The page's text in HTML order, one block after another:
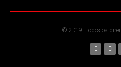
© 2019. Todos os